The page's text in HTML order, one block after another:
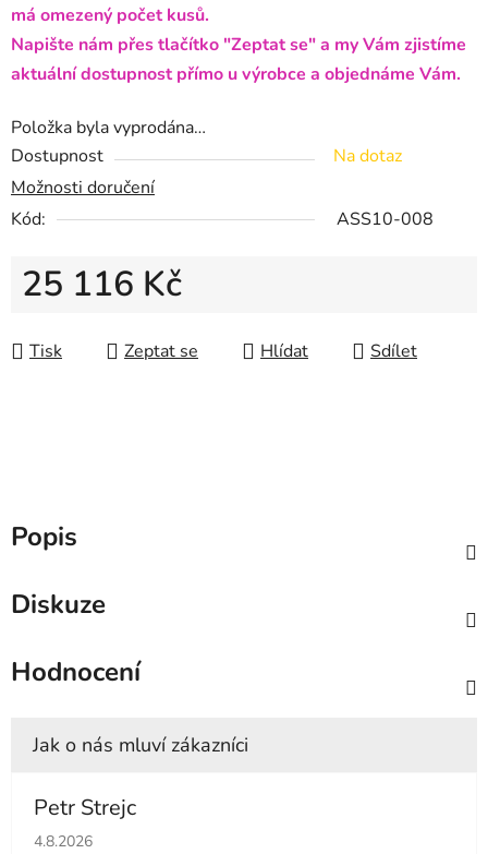
má omezený počet kusů.
Napište nám přes tlačítko "Zeptat se" a my Vám zjistíme
aktuální dostupnost přímo u výrobce a objednáme Vám.
Položka byla vyprodána…
Dostupnost
Na dotaz
Možnosti doručení
Kód:
ASS10-008
25 116 Kč
Tisk
Zeptat se Hlídat Sdílet
Popis
Diskuze
Hodnocení
Petr Strejc
Hodnocení obchodu je 5 z 5 hvězdiček.
4.8.2026